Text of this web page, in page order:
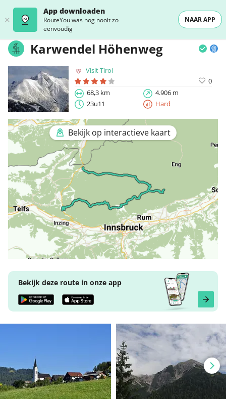
App downloaden
RouteYou was nog nooit zo
eenvoudig
NAAR APP
Karwendel Höhenweg
Visit Tirol
0
68,3 km
4.906 m
23u11
Hard
Bekijk op interactieve kaart
Bekijk deze route in onze app